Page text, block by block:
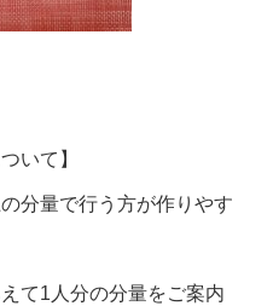
いて】
分量で行う方が作りやす
て1人分の分量をご案内